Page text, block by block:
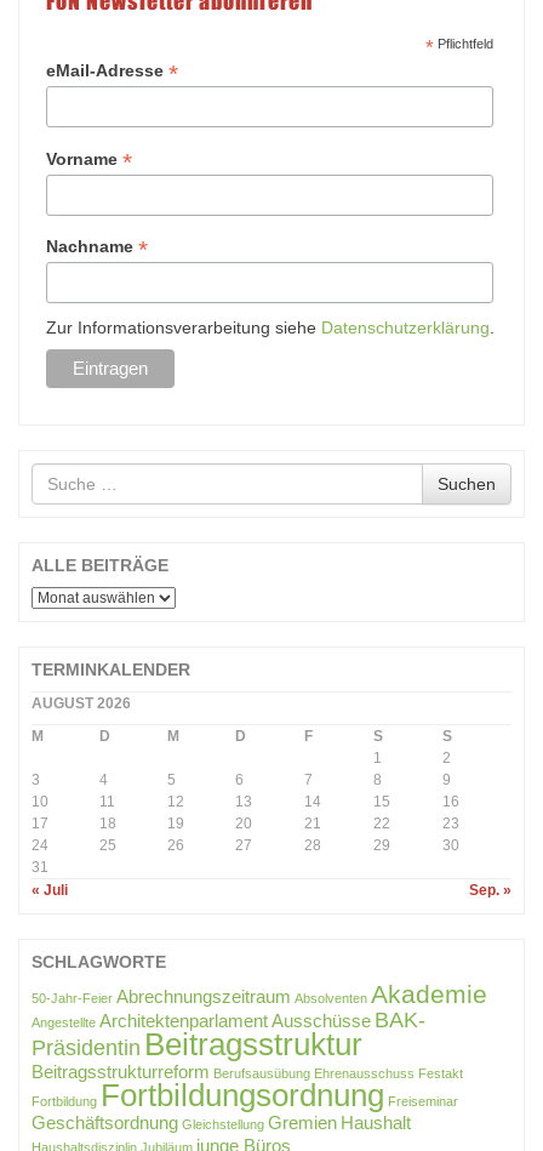
*Pflichtfeld
eMail-Adresse *
Vorname *
Nachname *
Zur Informationsverarbeitung siehe Datenschutzerklärung
Suche
nach
Suchen
ALLE BEITRÄGE
ALLE
TERMINKALENDER
AUGUST 2026
M
D M D F S
S
1
2
3
4 5 6 7 8
9
10
11 12 13 14 15
16
17
18 19 20 21 22
23
24
25 26 27 28 29
30
31
« Juli
Sep. »
SCHLAGWORTE
50-Jahr-Feier Abrechnungszeitraum Absolventen Akademie
Angestellte ArchitektenparlamentAusschüsse BAK-
Präsidentin Beitragsstruktur
Beitragsstrukturreform Berufsausübung Ehrenausschuss Festakt
Fortbildung Fortbildungsordnung Freiseminar
Geschäftsordnung Gleichstellung Gremien Haushalt
Haushaltsdisziplin Jubiläum junge Büros